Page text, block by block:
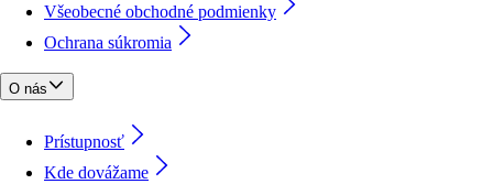
Všeobecné obchodné podmienky
Ochrana súkromia
O nás
Prístupnosť
Kde dovážame